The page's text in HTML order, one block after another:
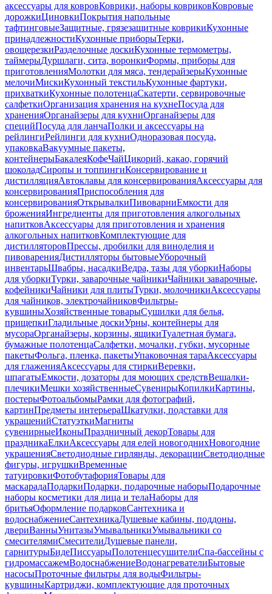
аксессуары для ковровКоврики, наборы ковриковКовровые
дорожкиЦиновкиПокрытия напольные
тафтинговыеЗащитные, грязезащитные коврикиКухонные
принадлежностиКухонные приборыТерки,
овощерезкиРазделочные доскиКухонные термометры,
таймерыДуршлаги, сита, воронкиФормы, приборы для
приготовленияМолотки для мяса, тендерайзерыКухонные
мелочиМискиКухонный текстильКухонные фартуки,
прихваткиКухонные полотенцаСкатерти, сервировочные
салфеткиОрганизация хранения на кухнеПосуда для
храненияОрганайзеры для кухниОрганайзеры для
специйПосуда для ланчаПолки и аксессуары на
рейлингиРейлинги для кухниОдноразовая посуда,
упаковкаВакуумные пакеты,
контейнерыБакалеяКофеЧайЦикорий, какао, горячий
шоколадСиропы и топпингиКонсервирование и
дистилляцияАвтоклавы для консервированияАксессуары для
консервированияПриспособления для
консервированияОткрывалкиПивоварниЕмкости для
броженияИнгредиенты для приготовления алкогольных
напитковАксессуары для приготовления и хранения
алкогольных напитковКомплектующие для
дистилляторовПрессы, дробилки для виноделия и
пивоваренияДистилляторы бытовыеУборочный
инвентарьШвабры, насадкиВедра, тазы для уборкиНаборы
для уборкиТурки, заварочные чайникиЧайники заварочные,
кофейникиЧайники для плитыТурки, молочникиАксессуары
для чайников, электрочайниковФильтры-
кувшиныХозяйственные товарыСушилки для белья,
прищепкиГладильные доскиУрны, контейнеры для
мусораОрганайзеры, корзины, ящикиТуалетная бумага,
бумажные полотенцаСалфетки, мочалки, губки, мусорные
пакетыФольга, пленка, пакетыУпаковочная тараАксессуары
для глаженияАксессуары для стиркиВеревки,
шпагатыЕмкости, дозаторы для моющих средствВешалки-
плечикиМешки хозяйственныеСувенирыКопилкиКартины,
постерыФотоальбомыРамки для фотографий,
картинПредметы интерьераШкатулки, подставки для
украшенийСтатуэткиМагниты
сувенирныеИконыПраздничный декорТовары для
праздникаЕлкиАксессуары для елей новогоднихНовогодние
украшенияСветодиодные гирлянды, декорацииСветодиодные
фигуры, игрушкиВременные
татуировкиФотобутафорияТовары для
маскарадаПодаркиПодарки, подарочные наборыПодарочные
наборы косметики для лица и телаНаборы для
бритьяОформление подарковСантехника и
водоснабжениеСантехникаДушевые кабины, поддоны,
двериВанныУнитазыУмывальникиУмывальники со
смесителямиСмесителиДушевые панели,
гарнитурыБидеПиссуарыПолотенцесушителиСпа-бассейны с
гидромассажемВодоснабжениеВодонагревателиБытовые
насосыПроточные фильтры для водыФильтры-
кувшиныКартриджи, комплектующие для проточных